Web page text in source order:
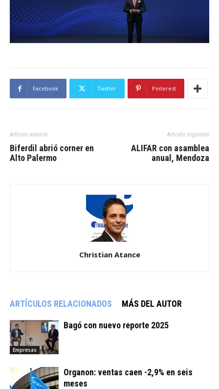
Facebook Twitter Pinterest
Artículo anterior
Biferdil abrió corner en
Alto Palermo
Artículo siguiente
ALIFAR con asamblea
anual, Mendoza
Christian Atance
ARTÍCULOS RELACIONADOS MÁS DEL AUTOR
Empresas
Bagó con nuevo reporte 2025
Organon: ventas caen -2,9% en seis
meses